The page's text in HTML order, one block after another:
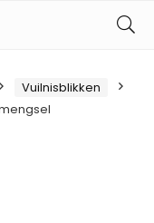
Vuilnisblikken